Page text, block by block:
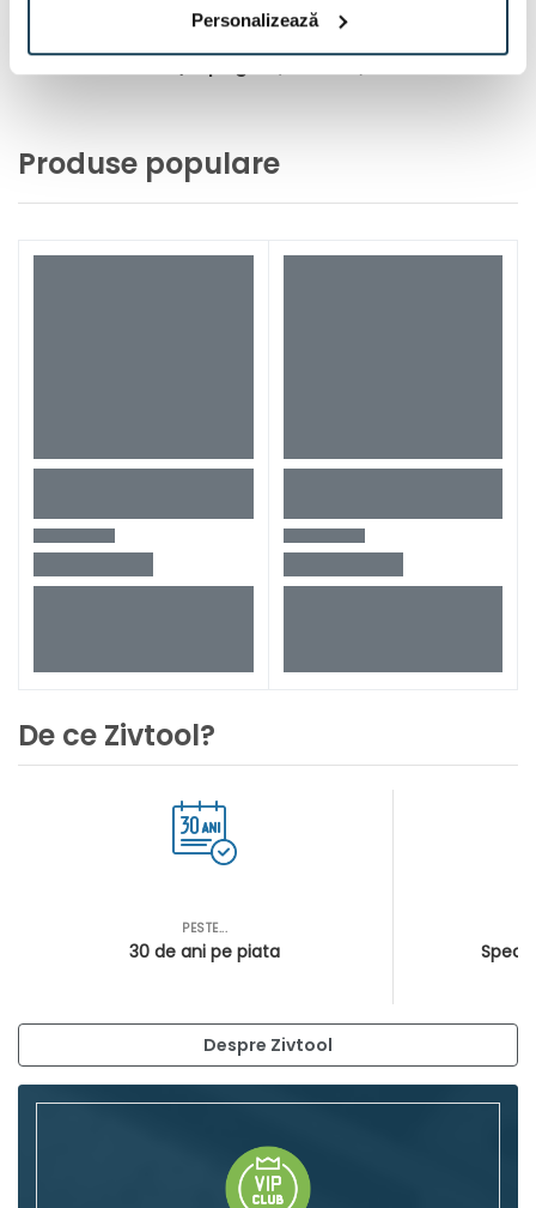
Personalizează
1 2
Produse populare
De ce Zivtool?
PESTE...
30 de ani pe piata
Despre Zivtool